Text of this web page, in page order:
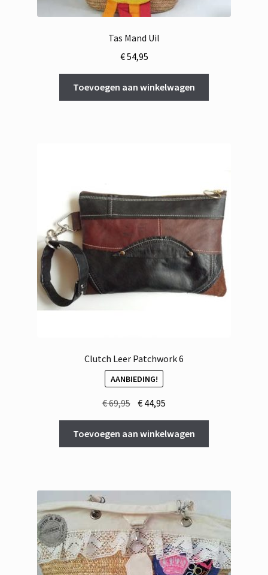
Tas Mand Uil
€54,95
Toevoegen aan winkelwagen
Clutch Leer Patchwork 6
AANBIEDING!
€69,95 Oorspronkelijke
prijs
was:
€ 69,95.
€ 44,95
prijs
is:
€ 44,95.
Toevoegen aan winkelwagen